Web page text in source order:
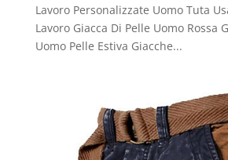
Lavoro Personalizzate Uomo Tuta
Lavoro Giacca Di Pelle Uomo Rossa
Uomo Pelle Estiva Giacche...